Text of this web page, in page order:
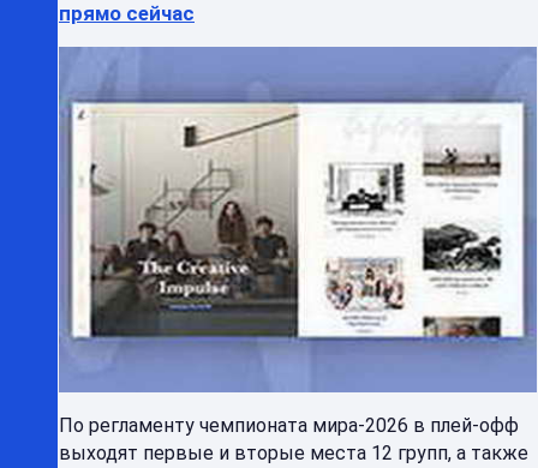
прямо сейчас
По регламенту чемпионата мира-2026 в плей-офф
выходят первые и вторые места 12 групп, а также